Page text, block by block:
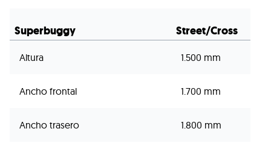
Superbuggy Street/Cross
Altura 1.500 mm
Ancho frontal 1.700 mm
Ancho trasero 1.800 mm